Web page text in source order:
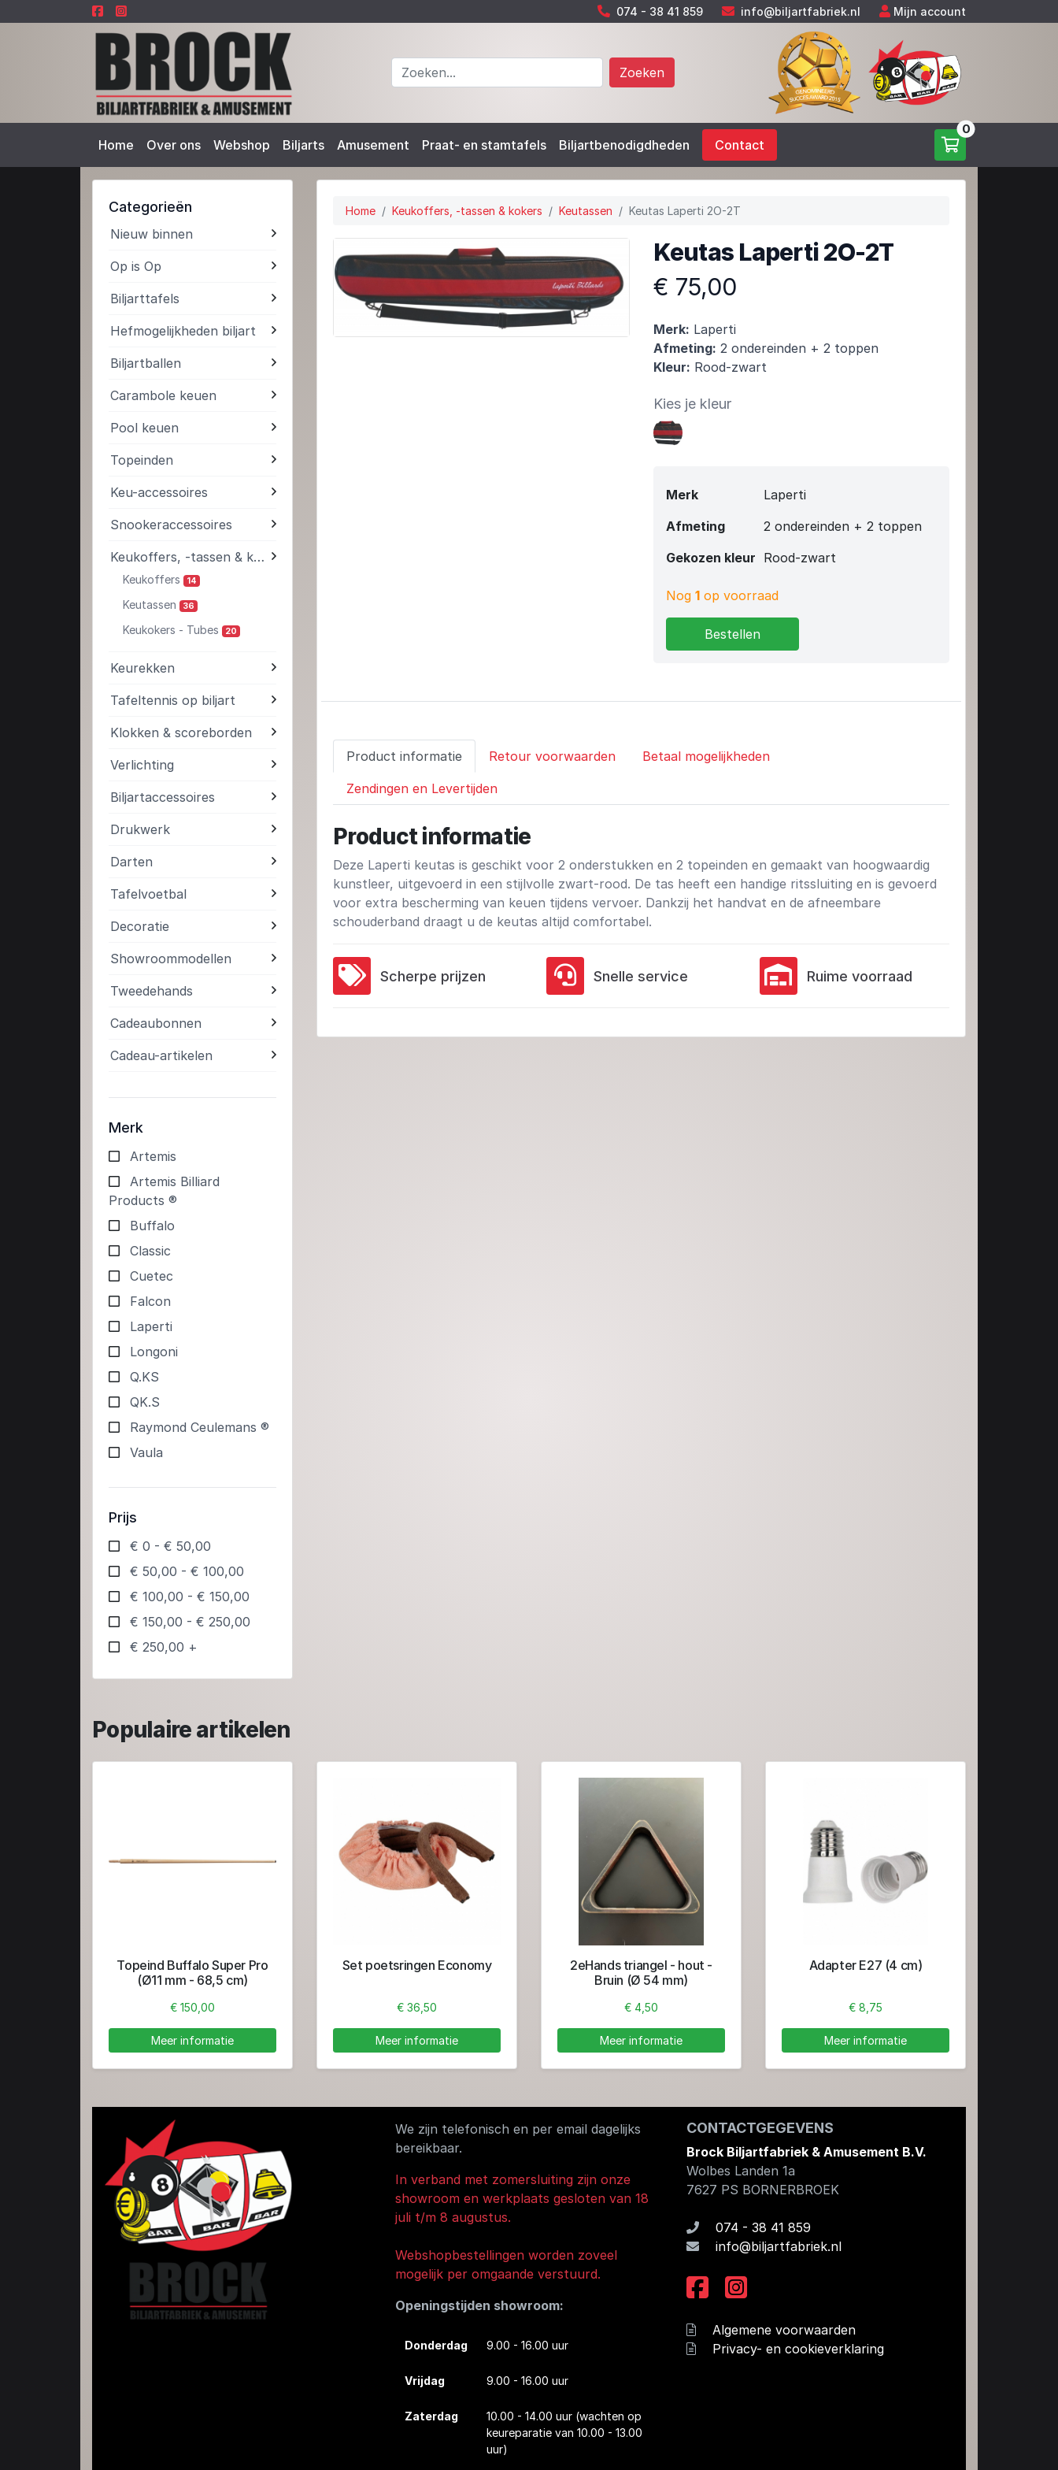
074 - 38 41 859 info@biljartfabriek.nl Mijn account
Zoeken
Home Over ons Webshop Biljarts Amusement Praat- en stamtafels Biljartbenodigdheden Contact
0
Categorieën
Nieuw binnen
Op is Op
Biljarttafels
Hefmogelijkheden biljart
Biljartballen
Carambole keuen
Pool keuen
Topeinden
Keu-accessoires
Snookeraccessoires
Keukoffers, -tassen & kokers
Keukoffers 14
Keutassen 36
Keukokers - Tubes 20
Keurekken
Tafeltennis op biljart
Klokken & scoreborden
Verlichting
Biljartaccessoires
Drukwerk
Darten
Tafelvoetbal
Decoratie
Showroommodellen
Tweedehands
Cadeaubonnen
Cadeau-artikelen
Merk
Artemis
Artemis Billiard
Products ®
Buffalo
Classic
Cuetec
Falcon
Laperti
Longoni
Q.KS
QK.S
Raymond Ceulemans ®
Vaula
Prijs
€ 0 - € 50,00
€ 50,00 - € 100,00
€ 100,00 - € 150,00
€ 150,00 - € 250,00
€ 250,00 +
Home Keukoffers, -tassen & kokers Keutassen Keutas Laperti 2O-2T
Keutas Laperti 2O-2T
€ 75,00
Merk: Laperti
Afmeting: 2 ondereinden + 2 toppen
Kleur: Rood-zwart
Kies je kleur
Merk
Laperti
Afmeting
2 ondereinden + 2 toppen
Gekozen kleur Rood-zwart
Nog 1op voorraad
Bestellen
Product informatie Retour voorwaarden Betaal mogelijkheden
Zendingen en Levertijden
Product informatie
Deze Laperti keutas is geschikt voor 2 onderstukken en 2 topeinden en gemaakt van hoogwaardig
kunstleer, uitgevoerd in een stijlvolle zwart-rood. De tas heeft een handige ritssluiting en is gevoerd
voor extra bescherming van keuen tijdens vervoer. Dankzij het handvat en de afneembare
schouderband draagt u de keutas altijd comfortabel.
Scherpe prijzen Snelle service Ruime voorraad
Populaire artikelen
Topeind Buffalo Super Pro
(Ø11 mm - 68,5 cm)
€ 150,00
Meer informatie
Set poetsringen Economy
€ 36,50
Meer informatie
2eHands triangel - hout -
Bruin (Ø 54 mm)
€ 4,50
Meer informatie
Adapter E27 (4 cm)
€ 8,75
Meer informatie
We zijn telefonisch en per email dagelijks
bereikbaar.
In verband met zomersluiting zijn onze
showroom en werkplaats gesloten van 18
juli t/m 8 augustus.
Webshopbestellingen worden zoveel
mogelijk per omgaande verstuurd.
Openingstijden showroom:
Donderdag 9.00 - 16.00 uur
Vrijdag 9.00 - 16.00 uur
Zaterdag 10.00 - 14.00 uur (wachten op
keureparatie van 10.00 - 13.00
uur)
CONTACTGEGEVENS
Brock Biljartfabriek & Amusement B.V.
Wolbes Landen 1a
7627 PS BORNERBROEK
074 - 38 41 859
info@biljartfabriek.nl
Algemene voorwaarden
Privacy- en cookieverklaring